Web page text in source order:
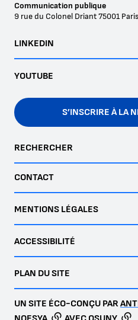
Communication publique
9 rue du Colonel Driant75001 Paris
S’INSCRIRE À LA
LINKEDIN
YOUTUBE
RECHERCHER
CONTACT
MENTIONS LÉGALES
ACCESSIBILITÉ
PLAN DU SITE
UN SITE ÉCO-CONÇU PAR